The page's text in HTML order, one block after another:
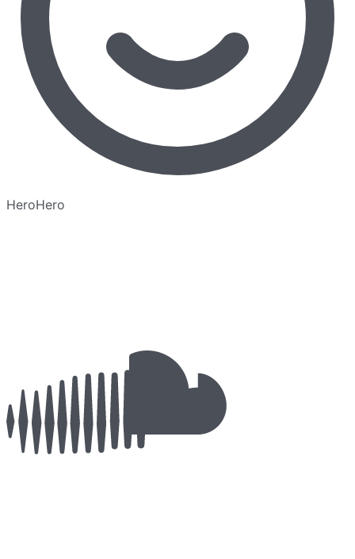
HeroHero